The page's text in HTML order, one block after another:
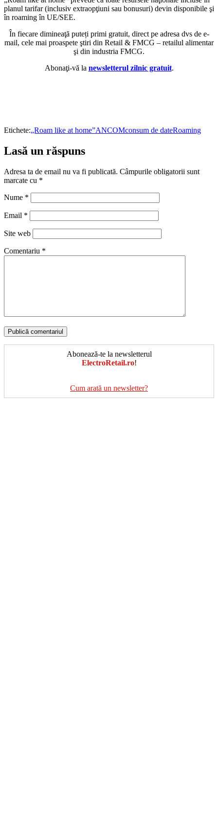
planul tarifar (inclusiv extraopţiuni sau bonusuri) devin disponibile şi
în roaming în UE/SEE.
În fiecare dimineaţă puteți primi gratuit, direct pe adresa dvs de e-
mail, cele mai proaspete ştiri din Retail & FMCG – retailul alimentar
şi din industria FMCG.
Abonaţi-vă la newsletterul zilnic gratuit.
Etichete:„Roam like at home”ANCOMconsum de dateRoaming
Lasă un răspuns
Adresa ta de email nu va fi publicată. Câmpurile obligatorii sunt
marcate cu *
Nume *
Email *
Site web
Comentariu *
Abonează-te la newsletterul
ElectroRetail.ro!
Cum arată un newsletter?